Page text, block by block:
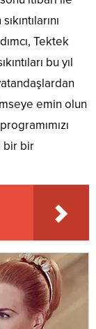
Tektek
bu yıl
emin olun
bir bir